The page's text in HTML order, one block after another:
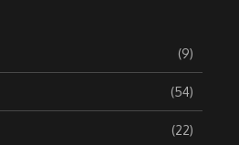
(9)
(54)
(22)